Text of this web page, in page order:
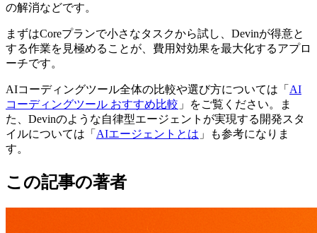
の解消などです。
まずはCoreプランで小さなタスクから試し、Devinが得意と
する作業を見極めることが、費用対効果を最大化するアプロ
ーチです。
AIコーディングツール全体の比較や選び方については「 AI
コーディングツール おすすめ比較 」をご覧ください。ま
た、Devinのような自律型エージェントが実現する開発スタ
イルについては「 AIエージェントとは 」も参考になりま
す。
この記事の著者